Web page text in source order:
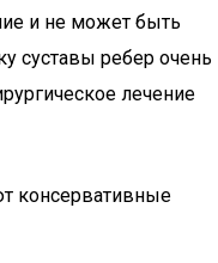
и не может быть
суставы ребер очень
лечение
консервативные